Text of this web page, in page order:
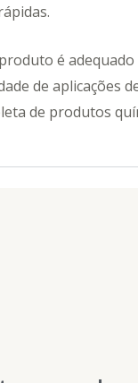
é
de aplicações
de produtos